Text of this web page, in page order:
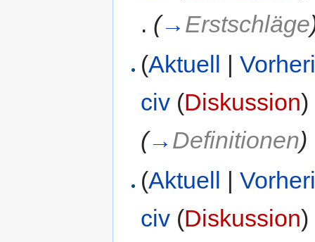
. (→ Erstschläge
(Aktuell |
civ (Diskussion)
(→ Definitionen)
(Aktuell |
civ (Diskussion)